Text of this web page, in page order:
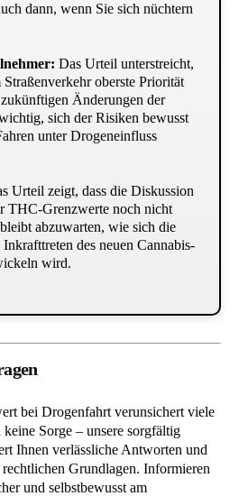
dann, wenn Sie sich nüchtern
Das Urteil unterstreicht,
oberste Priorität
Änderungen der
sich der Risiken bewusst
unter Drogeneinfluss
Urteil zeigt, dass die Diskussion
THC-Grenzwerte noch nicht
abzuwarten, wie sich die
des neuen Cannabis-
wird.
bei Drogenfahrt verunsichert viele
Sorge – unsere sorgfältig
Ihnen verlässliche Antworten und
Grundlagen. Informieren
und selbstbewusst am